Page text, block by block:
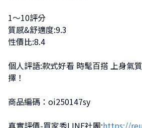
1～10評分
質感&舒適度:9.3
性價比:8.4
個人評語:款式好看 時髦百搭 上身氣
擇！
商品編碼：oi250147sy
真實評價-買家秀LINE社團:https://